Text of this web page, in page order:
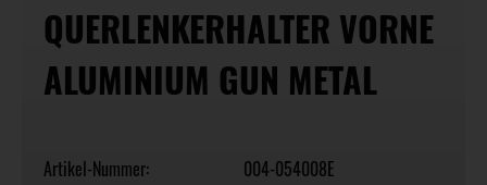
QUERLENKERHALTER VORNE
ALUMINIUM GUN METAL
Artikel-Nummer:
004-054008E